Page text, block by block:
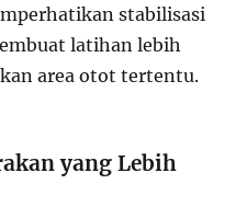
stabilisasi
latihan lebih
area otot tertentu.
yang Lebih